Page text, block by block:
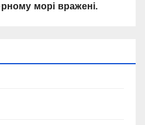
морі вражені.